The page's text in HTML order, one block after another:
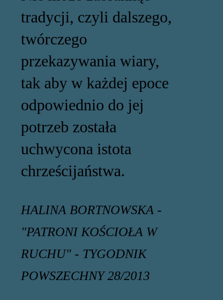
tradycji, czyli dalszego,
twórczego
przekazywania wiary,
tak aby w każdej epoce
odpowiednio do jej
potrzeb została
uchwycona istota
chrześcijaństwa.
HALINA BORTNOWSKA -
"PATRONI KOŚCIOŁA W
RUCHU" - TYGODNIK
POWSZECHNY 28/2013